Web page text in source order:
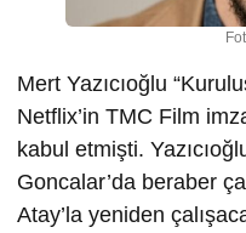
Mert Yazıcıoğlu
Netflix’in TMC Film
kabul etmişti.
Goncalar’da beraber
Atay’la yeniden